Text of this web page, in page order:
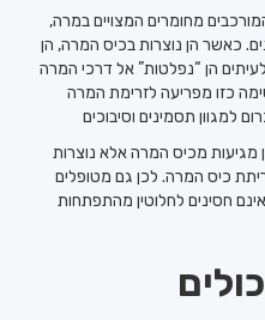
מחומרים המצויים במרה,
כאשר הן נוצרות בכיס המרה, הן
הן “נפלטות” אל דרכי המרה
כזו מפריעה לזרימת המרה
מגיעות מכיס המרה אלא נוצרות
כיס המרה. לכן גם מטופלים
חסינים לחלוטין מהתפתחות